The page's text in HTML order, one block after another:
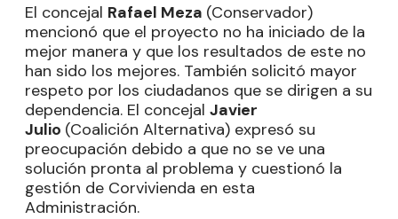
El concejal Rafael Meza (Conservador)
mencionó que el proyecto no ha iniciado de la
mejor manera y que los resultados de este no
han sido los mejores. También solicitó mayor
respeto por los ciudadanos que se dirigen a su
dependencia. El concejal Javier
Julio (Coalición Alternativa) expresó su
preocupación debido a que no se ve una
solución pronta al problema y cuestionó la
gestión de Corvivienda en esta
Administración.